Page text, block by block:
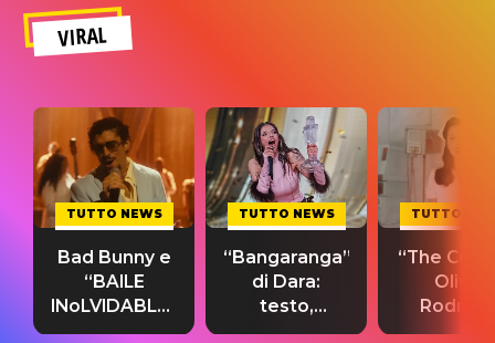
VIRAL
TUTTO NEWS
Bad Bunny e
“BAILE
INoLVIDABLE”:
testo,
TUTTO NEWS
“Bangaranga”
di Dara:
testo,
traduzione e
TUTTO
“The
Olivia
testo,